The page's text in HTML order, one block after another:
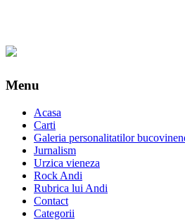
Menu
Acasa
Carti
Galeria personalitatilor
Jurnalism
Urzica vieneza
Rock Andi
Rubrica lui Andi
Contact
Categorii